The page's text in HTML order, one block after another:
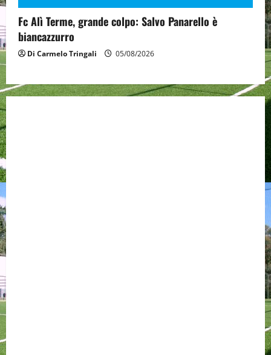
Fc Alì Terme, grande colpo: Salvo Panarello è
biancazzurro
Di Carmelo Tringali 05/08/2026